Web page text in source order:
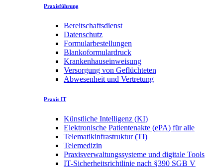
Praxisführung
Bereitschaftsdienst
Datenschutz
Formularbestellungen
Blankoformulardruck
Krankenhauseinweisung
Versorgung von Geflüchteten
Abwesenheit und Vertretung
Praxis IT
Künstliche Intelligenz (KI)
Elektronische Patientenakte (ePA) für alle
Telematikinfrastruktur (TI)
Telemedizin
Praxisverwaltungssysteme und digitale Tools
IT-Sicherheitsrichtlinie nach §390 SGB V